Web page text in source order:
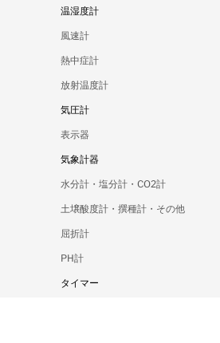
標準棒状温度計
バイメタル式温度計
隔測式温度計
温湿度計
乾湿計
風速計
熱中症計
放射温度計
気圧計
表示器
気象計器
雨量計
水分計・塩分計・CO2計
土壌酸度計・撰種計・その他
屈折計
PH計
タイマー